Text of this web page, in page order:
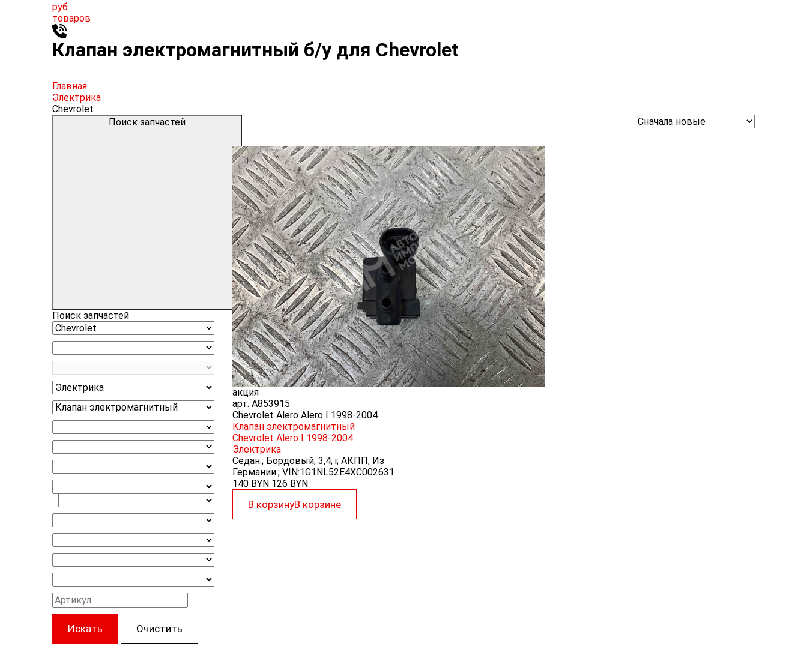
руб
товаров
Клапан электромагнитный б/у для Chevrolet
Главная
Электрика
Chevrolet
Поиск запчастей
Поиск запчастей
Искать Очистить
акция
арт. A853915
Chevrolet Alero Alero I 1998-2004
Клапан электромагнитный
Chevrolet Alero I 1998-2004
Электрика
Седан.; Бордовый; 3,4; i; АКПП; Из
Германии.; VIN:1G1NL52E4XC002631
140 BYN 126 BYN
В корзинуВ корзине